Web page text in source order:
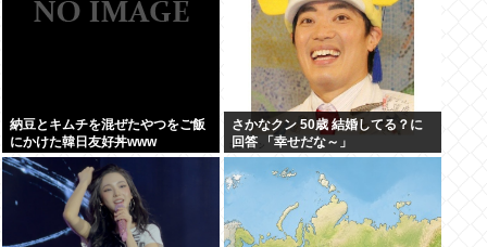
納豆とキムチを混ぜたやつをご飯
にかけた韓日友好丼www
さかなクン 50歳 結婚してる？に
回答 「幸せだな～」